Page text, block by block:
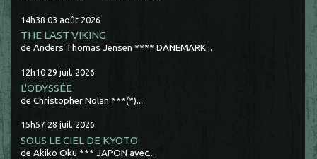
14h38 03 août 2026
THE LAST VIKING
de Anders Thomas Jensen **** DANEMARK...
12h10 29 juil. 2026
L'ODYSSÉE
de Christopher Nolan ***(*)...
15h57 28 juil. 2026
SOUS LE CIEL DE KYOTO
de Akiko Oku *** JAPON avec...